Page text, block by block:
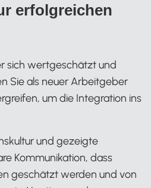
erfolgreichen
sich wertgeschätzt und
Sie als neuer Arbeitgeber
um die Integration ins
und gezeigte
Kommunikation, dass
geschätzt werden und von